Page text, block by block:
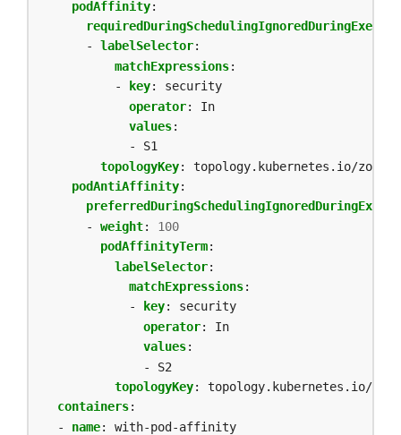
podAffinity:
- labelSelector:
matchExpressions:
-
key:
security
operator:
In
values:
- S1
topologyKey:
topology.kubernetes.io/zone
podAntiAffinity:
- weight:
100
podAffinityTerm:
labelSelector:
matchExpressions:
-
key:
security
operator:
In
values:
- S2
topologyKey:
topology.kubernetes.io/zone
containers:
- name:
with-pod-affinity